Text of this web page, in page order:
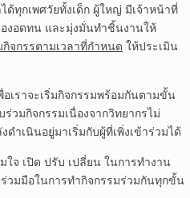
ด้ทุกเพศวัยทั้งเด็ก ผู้ใหญ่ มีเจ้าหน้าที่
งอดทน และมุ่งมั่นทำชิ้นงานให้
จกรรตามเวลาที่กำหนด ให้ประเมิน
อเราจะเริ่มกิจกรรมพร้อมกันตามขั้น
วมกิจกรรมเนื่องจากวิทยากรไม่
ดำเนินอยู่มาเริ่มกับผู้ที่เพิ่งเข้าร่วมได้
ใจ เปิด ปรับ เปลี่ยน ในการทำงาน
วมมือในการทำกิจกรรมร่วมกันทุกขั้น